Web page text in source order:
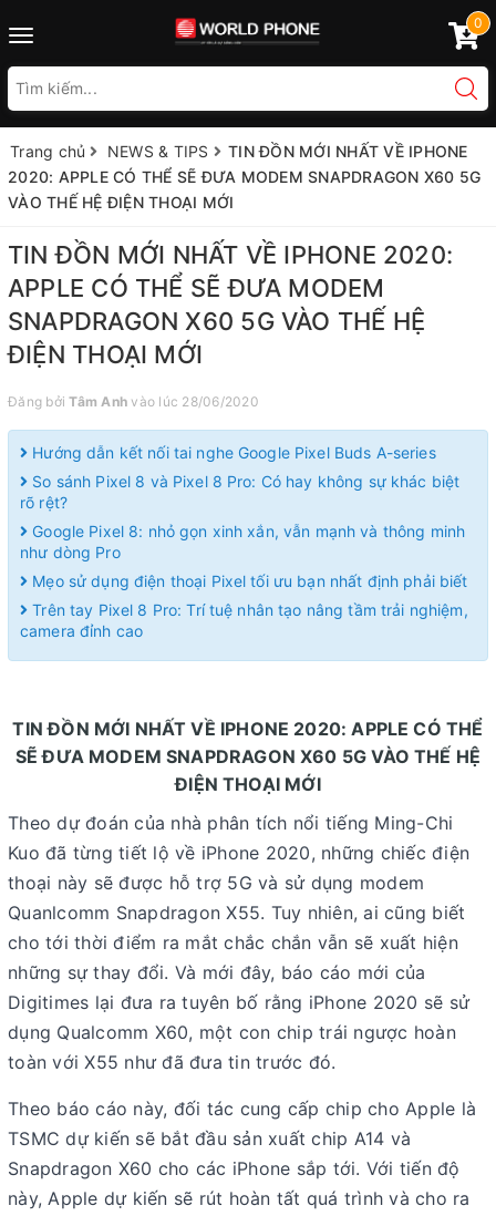
Toggle
0
Trang chủ NEWS & TIPS
TIN ĐỒN MỚI NHẤT VỀ IPHONE
2020: APPLE CÓ THỂ SẼ ĐƯA MODEM SNAPDRAGON X60 5G
VÀO THẾ HỆ ĐIỆN THOẠI MỚI
TIN ĐỒN MỚI NHẤT VỀ IPHONE 2020:
APPLE CÓ THỂ SẼ ĐƯA MODEM
SNAPDRAGON X60 5G VÀO THẾ HỆ
ĐIỆN THOẠI MỚI
Đăng bởiTâm Anh vào lúc 28/06/2020
Hướng dẫn kết nối tai nghe Google Pixel Buds A-series
So sánh Pixel 8 và Pixel 8 Pro: Có hay không sự khác biệt
rõ rệt?
Google Pixel 8: nhỏ gọn xinh xắn, vẫn mạnh và thông minh
như dòng Pro
Mẹo sử dụng điện thoại Pixel tối ưu bạn nhất định phải biết
Trên tay Pixel 8 Pro: Trí tuệ nhân tạo nâng tầm trải nghiệm,
camera đỉnh cao
TIN ĐỒN MỚI NHẤT VỀ IPHONE 2020: APPLE CÓ THỂ
SẼ ĐƯA MODEM SNAPDRAGON X60 5G VÀO THẾ HỆ
ĐIỆN THOẠI MỚI
Theo dự đoán của nhà phân tích nổi tiếng Ming-Chi
Kuo đã từng tiết lộ về iPhone 2020, những chiếc điện
thoại này sẽ được hỗ trợ 5G và sử dụng modem
Quanlcomm Snapdragon X55. Tuy nhiên, ai cũng biết
cho tới thời điểm ra mắt chắc chắn vẫn sẽ xuất hiện
những sự thay đổi. Và mới đây, báo cáo mới của
Digitimes lại đưa ra tuyên bố rằng iPhone 2020 sẽ sử
dụng Qualcomm X60, một con chip trái ngược hoàn
toàn với X55 như đã đưa tin trước đó.
Theo báo cáo này, đối tác cung cấp chip cho Apple là
TSMC dự kiến ​​sẽ bắt đầu sản xuất chip A14 và
Snapdragon X60 cho các iPhone sắp tới. Với tiến độ
này, Apple dự kiến ​​sẽ rút hoàn tất quá trình và cho ra